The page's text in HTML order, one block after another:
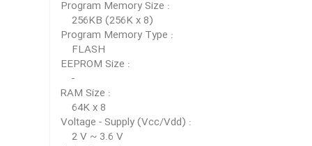
Program Memory Size :
256KB (256K x 8)
Program Memory Type :
FLASH
EEPROM Size :
-
RAM Size :
64K x 8
Voltage - Supply (Vcc/Vdd) :
2 V ~ 3.6 V